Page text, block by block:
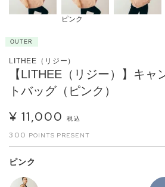
ピンク
OUTER
LITHEE（リジー）
【LITHEE（リジー）】キャ
トバッグ（ピンク）
¥ 11,000 税込
300
ピンク